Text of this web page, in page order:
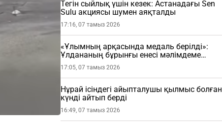
Тегін сыйлық үшін кезек: Астанадағы Sen
Sulu акциясы шумен аяқталды
17:16, 07 тамыз 2026
«Ұлымның арқасында медаль берілді»:
Ұлдананың бұрынғы енесі мәлімдеме
жасады (ВИДЕО)
17:05, 07 тамыз 2026
Нұрай ісіндегі айыпталушы қылмыс болған
күнді айтып берді
16:49, 07 тамыз 2026